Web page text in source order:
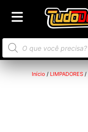
Início / LIMPADORES/